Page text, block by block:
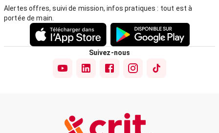
Alertes offres, suivi de mission, infos pratiques : tout est à
portée de main.
Suivez-nous